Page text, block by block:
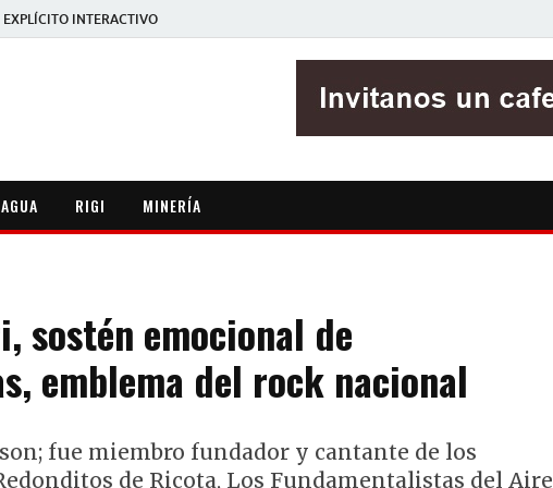
EXPLÍCITO INTERACTIVO
RIGI MINERÍA
sostén emocional de
emblema del rock nacional
fue miembro fundador y cantante de los
de Ricota, Los Fundamentalistas del Aire